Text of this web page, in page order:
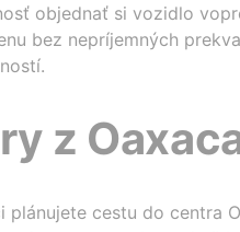
objednať si vozidlo
bez nepríjemných
z
plánujete cestu do centra